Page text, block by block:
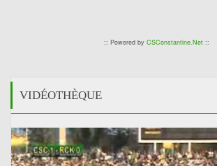
:: Powered by CSConstantine.Net::
VIDÉOTHÈQUE